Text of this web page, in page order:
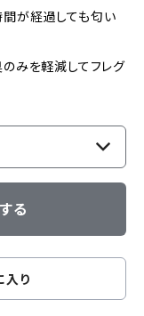
が経過しても匂い
みを軽減してフレグ
る
入り